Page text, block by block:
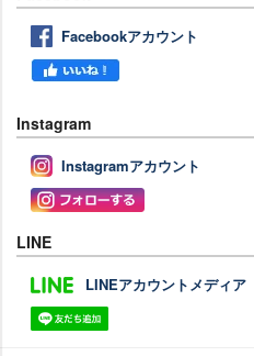
Facebookアカウント
Instagram
Instagramアカウント
LINE
LINEアカウントメディア